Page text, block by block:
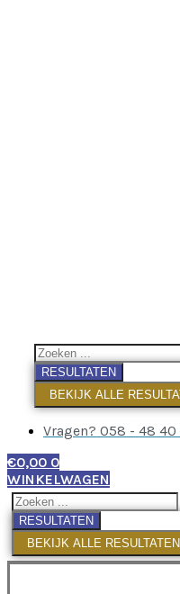
RESULTATEN
BEKIJK ALLE
Vragen? 058 - 48 40
€0,00 0
WINKELWAGEN
RESULTATEN
BEKIJK ALLE RESULTATEN